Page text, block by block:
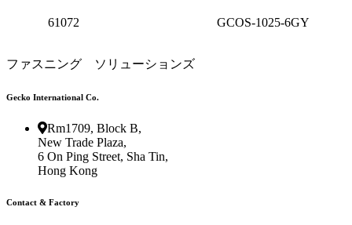
61072 GCOS-1025-6GY
ファスニング ソリューションズ
Gecko International Co.
Rm1709, Block B,
New Trade Plaza,
6 On Ping Street, Sha Tin,
Hong Kong
Contact & Factory